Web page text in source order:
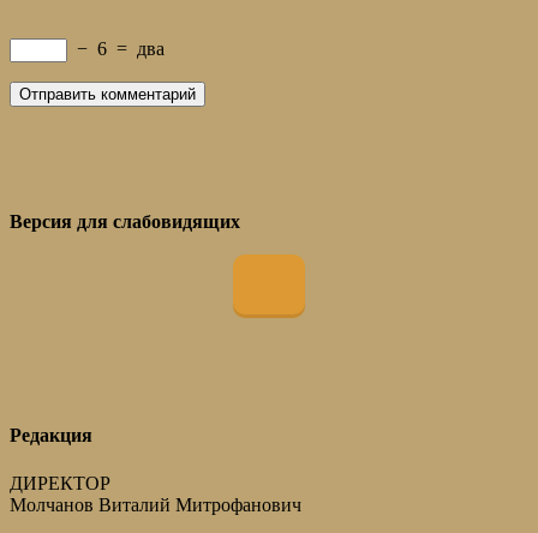
− 6 = два
Версия для слабовидящих
Редакция
ДИРЕКТОР
Молчанов Виталий Митрофанович